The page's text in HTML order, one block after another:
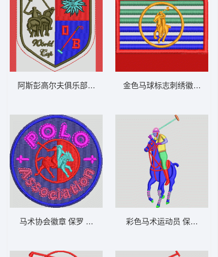
阿斯彭高尔夫俱乐部徽章 保罗 骑马 polo 男
马术协会徽章 保罗 骑马 polo 男
金色马球标志刺绣徽章 保
彩色马术运动员 保罗 骑马